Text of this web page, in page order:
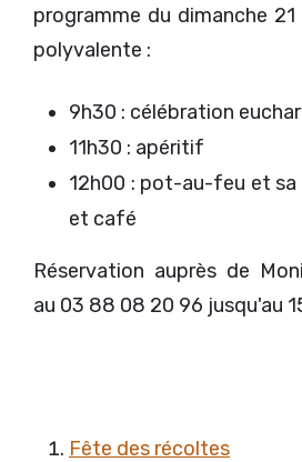
programme du dimanche
polyvalente :
9h30 : célébration
11h30 : apéritif
12h00 : pot-au-feu et sa
et café
Réservation auprès de
au 03 88 08 20 96 jusqu'au
Fête des récoltes